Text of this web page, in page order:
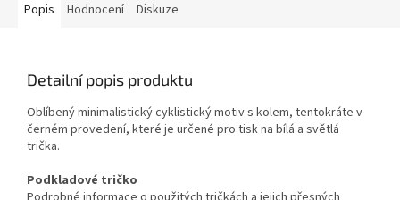
Popis Hodnocení Diskuze
Detailní popis produktu
Oblíbený minimalistický cyklistický motiv s kolem, tentokráte v
černém provedení, které je určené pro tisk na bílá a světlá
trička.
Podkladové tričko